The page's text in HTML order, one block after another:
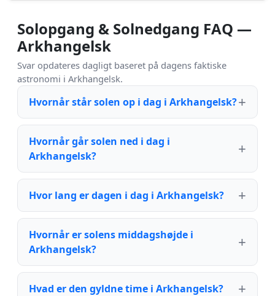
Solopgang & Solnedgang FAQ —
Arkhangelsk
Svar opdateres dagligt baseret på dagens faktiske
astronomi i Arkhangelsk.
Hvornår står solen op i dag i Arkhangelsk?
Hvornår går solen ned i dag i
Arkhangelsk?
Hvor lang er dagen i dag i Arkhangelsk?
Hvornår er solens middagshøjde i
Arkhangelsk?
Hvad er den gyldne time i Arkhangelsk?